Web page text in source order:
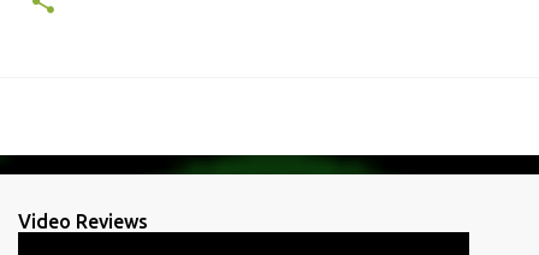
Video Reviews